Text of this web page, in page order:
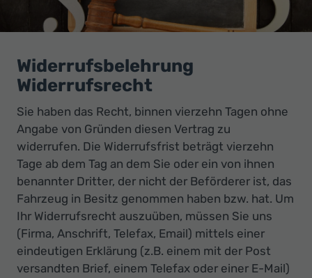
Preisen
Ihr
Innovatives
Widerrufsbelehrung
Widerrufsrecht
Sie haben das Recht, binnen vierzehn Tagen ohne
Angabe von Gründen diesen Vertrag zu
widerrufen. Die Widerrufsfrist beträgt vierzehn
Tage ab dem Tag an dem Sie oder ein von ihnen
benannter Dritter, der nicht der Beförderer ist, das
Fahrzeug in Besitz genommen haben bzw. hat. Um
Ihr Widerrufsrecht auszuüben, müssen Sie uns
(Firma, Anschrift, Telefax, Email) mittels einer
eindeutigen Erklärung (z.B. einem mit der Post
versandten Brief, einem Telefax oder einer E-Mail)